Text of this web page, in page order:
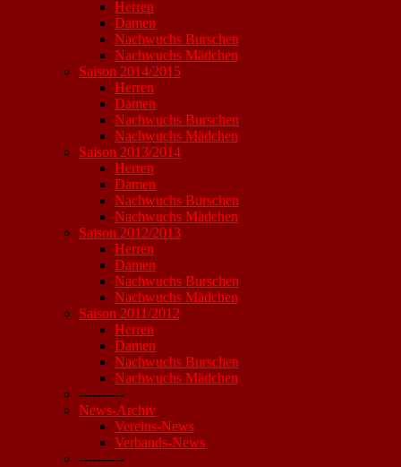
Herren
Damen
Nachwuchs Burschen
Nachwuchs Mädchen
Saison 2014/2015
Herren
Damen
Nachwuchs Burschen
Nachwuchs Mädchen
Saison 2013/2014
Herren
Damen
Nachwuchs Burschen
Nachwuchs Mädchen
Saison 2012/2013
Herren
Damen
Nachwuchs Burschen
Nachwuchs Mädchen
Saison 2011/2012
Herren
Damen
Nachwuchs Burschen
Nachwuchs Mädchen
----------
News-Archiv
Vereins-News
Verbands-News
----------